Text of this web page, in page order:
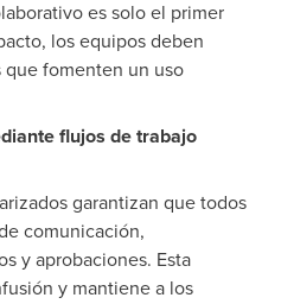
es solo el primer
los equipos deben
que fomenten un uso
flujos de trabajo
garantizan que todos
comunicación,
y aprobaciones. Esta
y mantiene a los